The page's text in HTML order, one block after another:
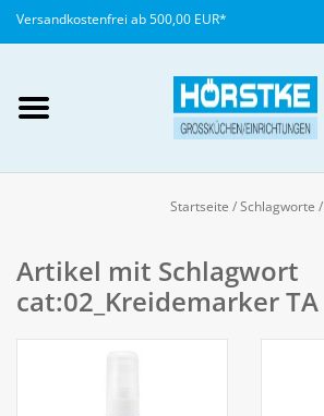
Versandkostenfrei ab 500,00 EUR*
anlegen
NEU
Startseite /Schlagworte /
Artikel mit Schlagwort
cat:02_Kreidemarker TA